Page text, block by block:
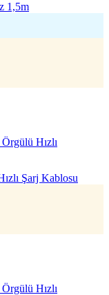
1,5m
Şarj Kablosu